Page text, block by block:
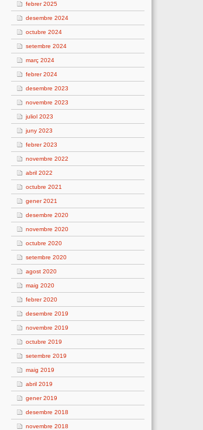
febrer 2025
desembre 2024
octubre 2024
setembre 2024
març 2024
febrer 2024
desembre 2023
novembre 2023
juliol 2023
juny 2023
febrer 2023
novembre 2022
abril 2022
octubre 2021
gener 2021
desembre 2020
novembre 2020
octubre 2020
setembre 2020
agost 2020
maig 2020
febrer 2020
desembre 2019
novembre 2019
octubre 2019
setembre 2019
maig 2019
abril 2019
gener 2019
desembre 2018
novembre 2018